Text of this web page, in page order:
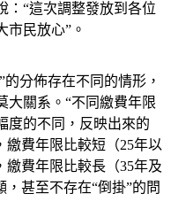
：“這次調整發放到各位
市民放心”。
分佈存在不同的情形，
大關系。“不同繳費年限
度的不同，反映出來的
繳費年限比較短（25年以
繳費年限比較長（35年及
甚至不存在“倒掛”的問